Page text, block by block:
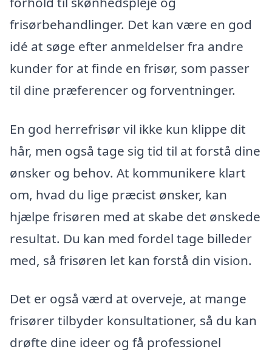
frisørbehandlinger. Det kan være en god
idé at søge efter anmeldelser fra andre
kunder for at finde en frisør, som passer
til dine præferencer og forventninger.
En god herrefrisør vil ikke kun klippe dit
hår, men også tage sig tid til at forstå dine
ønsker og behov. At kommunikere klart
om, hvad du lige præcist ønsker, kan
hjælpe frisøren med at skabe det ønskede
resultat. Du kan med fordel tage billeder
med, så frisøren let kan forstå din vision.
Det er også værd at overveje, at mange
frisører tilbyder konsultationer, så du kan
drøfte dine ideer og få professionel